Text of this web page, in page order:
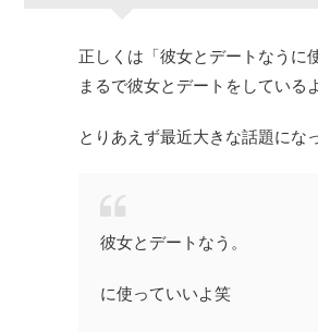
正しくは「彼女とデートなうに
まるで彼女とデートをしている
とりあえず最近大きな話題にな
彼女とデートなう。
に使っていいよ笑